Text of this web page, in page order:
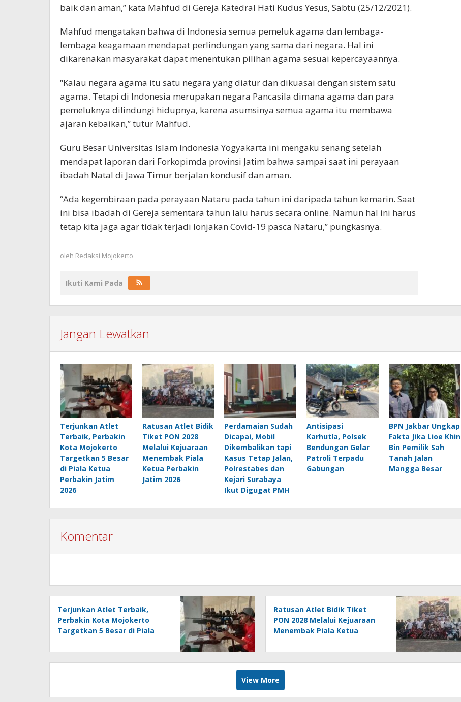
baik dan aman,” kata Mahfud di Gereja Katedral Hati Kudus Yesus, Sabtu (25/12/2021).
Mahfud mengatakan bahwa di Indonesia semua pemeluk agama dan lembaga-
lembaga keagamaan mendapat perlindungan yang sama dari negara. Hal ini
dikarenakan masyarakat dapat menentukan pilihan agama sesuai kepercayaannya.
“Kalau negara agama itu satu negara yang diatur dan dikuasai dengan sistem satu
agama. Tetapi di Indonesia merupakan negara Pancasila dimana agama dan para
pemeluknya dilindungi hidupnya, karena asumsinya semua agama itu membawa
ajaran kebaikan,” tutur Mahfud.
Guru Besar Universitas Islam Indonesia Yogyakarta ini mengaku senang setelah
mendapat laporan dari Forkopimda provinsi Jatim bahwa sampai saat ini perayaan
ibadah Natal di Jawa Timur berjalan kondusif dan aman.
“Ada kegembiraan pada perayaan Nataru pada tahun ini daripada tahun kemarin. Saat
ini bisa ibadah di Gereja sementara tahun lalu harus secara online. Namun hal ini harus
tetap kita jaga agar tidak terjadi lonjakan Covid-19 pasca Nataru,” pungkasnya.
oleh Redaksi Mojokerto
Ikuti Kami Pada
Jangan Lewatkan
Terjunkan Atlet
Terbaik, Perbakin
Kota Mojokerto
Targetkan 5 Besar
di Piala Ketua
Perbakin Jatim
2026
Ratusan Atlet Bidik
Tiket PON 2028
Melalui Kejuaraan
Menembak Piala
Ketua Perbakin
Jatim 2026
Perdamaian Sudah
Dicapai, Mobil
Dikembalikan tapi
Kasus Tetap Jalan,
Polrestabes dan
Kejari Surabaya
Ikut Digugat PMH
Antisipasi
Karhutla, Polsek
Bendungan Gelar
Patroli Terpadu
Gabungan
BPN Jakbar Ungkap
Fakta Jika Lioe Khin
Bin Pemilik Sah
Tanah Jalan
Mangga Besar
Komentar
Terjunkan Atlet Terbaik,
Perbakin Kota Mojokerto
Targetkan 5 Besar di Piala
Ratusan Atlet Bidik Tiket
PON 2028 Melalui Kejuaraan
Menembak Piala Ketua
View More